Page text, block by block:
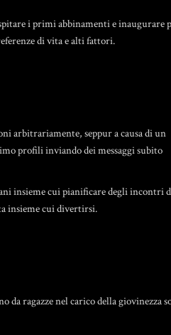
i primi abbinamenti e inaugurare
di vita e alti fattori.
arbitrariamente, seppur a causa di un
profili inviando dei messaggi subito
insieme cui pianificare degli incontri
insieme cui divertirsi.
ragazze nel carico della giovinezza